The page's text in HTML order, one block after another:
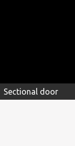
Sectional door